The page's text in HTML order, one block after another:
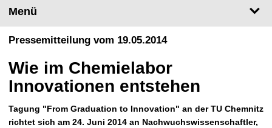
m
H
e
a
u
r
f
e
n
Menü
Pressemitteilung vom 19.05.2014
Wie im Chemielabor
Innovationen entstehen
Tagung "From Graduation to Innovation" an der TU Chemnitz
richtet sich am 24. Juni 2014 an Nachwuchswissenschaftler,